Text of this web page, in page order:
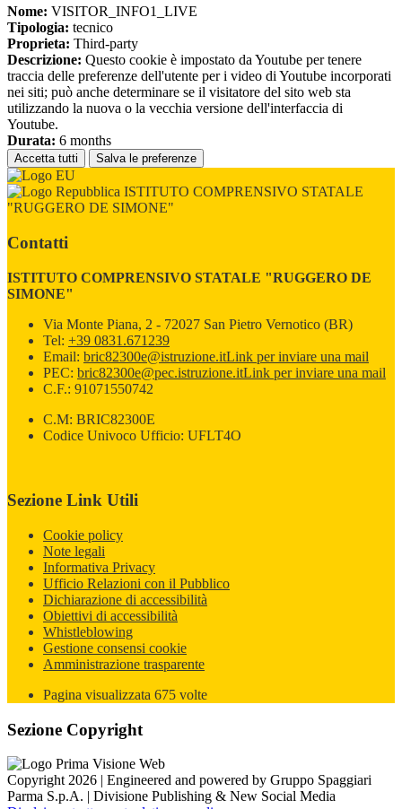
Nome: VISITOR_INFO1_LIVE
Tipologia: tecnico
Proprieta: Third-party
Descrizione: Questo cookie è impostato da Youtube per tenere
traccia delle preferenze dell'utente per i video di Youtube incorporati
nei siti; può anche determinare se il visitatore del sito web sta
utilizzando la nuova o la vecchia versione dell'interfaccia di
Youtube.
Durata: 6 months
Accetta tutti Salva le preferenze
ISTITUTO COMPRENSIVO STATALE
"RUGGERO DE SIMONE"
Contatti
ISTITUTO COMPRENSIVO STATALE "RUGGERO DE
SIMONE"
Via Monte Piana, 2 - 72027 San Pietro Vernotico (BR)
Tel: +39 0831.671239
Email: bric82300e@istruzione.itLink per inviare una mail
PEC: bric82300e@pec.istruzione.itLink per inviare una mail
C.F.: 91071550742
C.M: BRIC82300E
Codice Univoco Ufficio: UFLT4O
Sezione Link Utili
Cookie policy
Note legali
Informativa Privacy
Ufficio Relazioni con il Pubblico
Dichiarazione di accessibilità
Obiettivi di accessibilità
Whistleblowing
Gestione consensi cookie
Amministrazione trasparente
Pagina visualizzata 675 volte
Sezione Copyright
Copyright 2026 | Engineered and powered by Gruppo Spaggiari
Parma S.p.A. | Divisione Publishing & New Social Media